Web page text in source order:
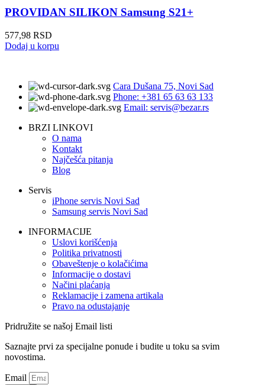
PROVIDAN SILIKON Samsung S21+
577,98 RSD
Dodaj u korpu
Cara Dušana 75, Novi Sad
Phone: +381 65 63 63 133
Email: servis@bezar.rs
BRZI LINKOVI
O nama
Kontakt
Najčešća pitanja
Blog
Servis
iPhone servis Novi Sad
Samsung servis Novi Sad
INFORMACIJE
Uslovi korišćenja
Politika privatnosti
Obaveštenje o kolačićima
Informacije o dostavi
Načini plaćanja
Reklamacije i zamena artikala
Pravo na odustajanje
Pridružite se našoj Email listi
Saznajte prvi za specijalne ponude i budite u toku sa svim
novostima.
Email